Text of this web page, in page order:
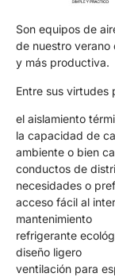
Son equipos de
de nuestro verano
y más productiva.
Entre sus virtudes
el aislamiento
la capacidad de
ambiente o bien
conductos de
necesidades o
acceso fácil al
mantenimiento
refrigerante
diseño ligero
ventilación para